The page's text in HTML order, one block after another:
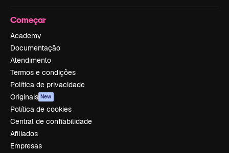
Começar
Academy
Documentação
Atendimento
Termos e condições
Política de privacidade
Originais New
Política de cookies
Central de confiabilidade
Afiliados
Empresas